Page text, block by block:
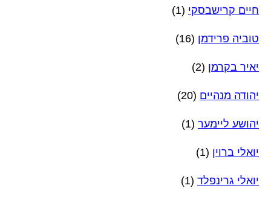
חיים קרישבסקי (1)
טוביה פרידמן (16)
יאיר בקרמן (2)
יהודה מנהיים (20)
יהושע ליימער (1)
יואלי ברוין (1)
יואלי גרינפלד (1)